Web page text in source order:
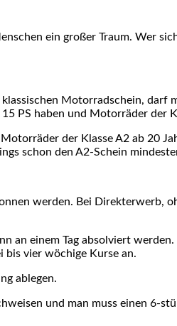
ein großer Traum. Wer
Motorradschein,
PS haben und Motorräder der
der Klasse A2 ab 20
schon den A2-Schein
werden. Bei Direkterwerb,
an einem Tag absolviert
bis vier wöchige Kurse an.
ablegen.
und man muss einen 6-